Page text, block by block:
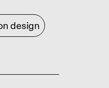
design